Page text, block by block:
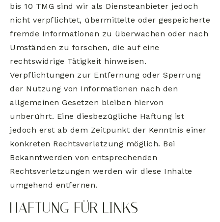
bis 10 TMG sind wir als Diensteanbieter jedoch
nicht verpflichtet, übermittelte oder gespeicherte
fremde Informationen zu überwachen oder nach
Umständen zu forschen, die auf eine
rechtswidrige Tätigkeit hinweisen.
Verpflichtungen zur Entfernung oder Sperrung
der Nutzung von Informationen nach den
allgemeinen Gesetzen bleiben hiervon
unberührt. Eine diesbezügliche Haftung ist
jedoch erst ab dem Zeitpunkt der Kenntnis einer
konkreten Rechtsverletzung möglich. Bei
Bekanntwerden von entsprechenden
Rechtsverletzungen werden wir diese Inhalte
umgehend entfernen.
HAFTUNG FÜR LINKS